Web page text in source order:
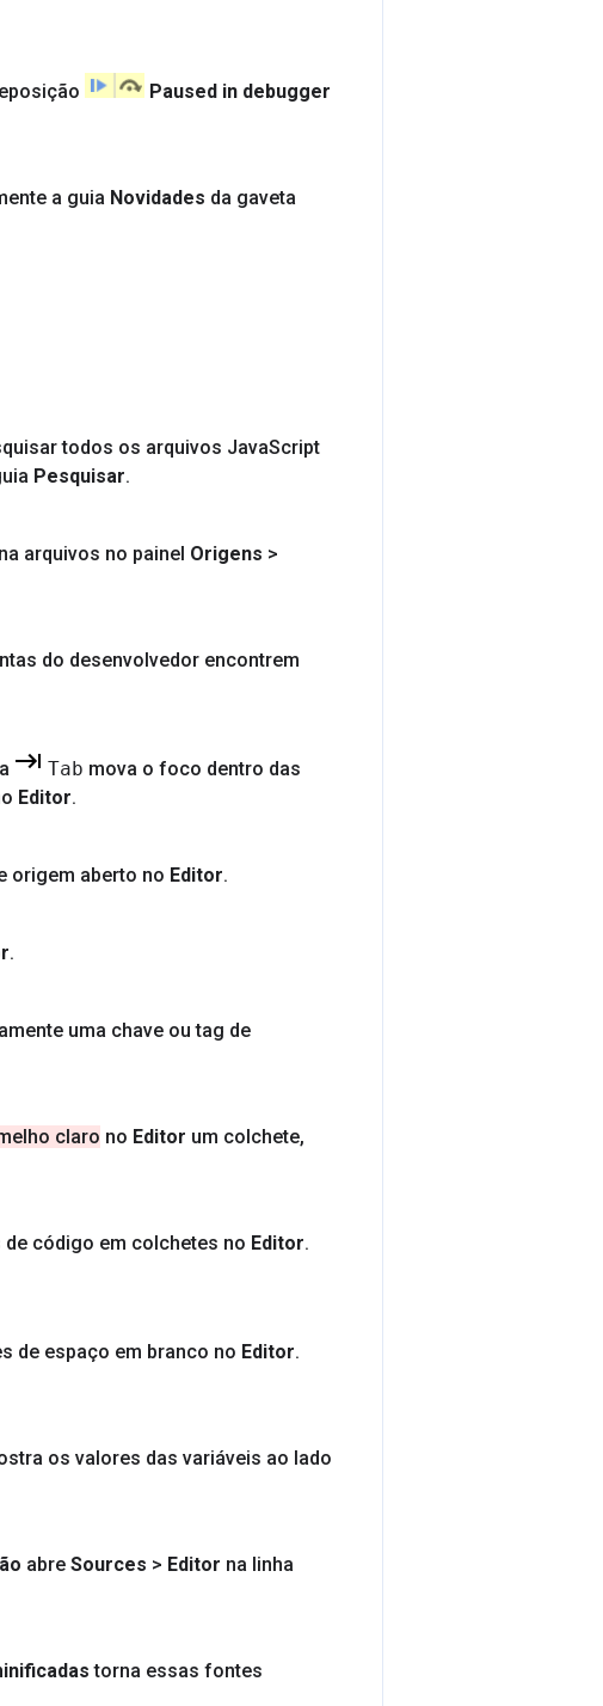
Paused in debugger
a guia Novidades da gaveta
todos os arquivos JavaScript
Pesquisar.
arquivos no painel Origens >
do desenvolvedor encontrem
Tab mova o foco dentro das
Editor.
origem aberto no Editor.
.
uma chave ou tag de
claro no Editor um colchete,
código em colchetes no Editor.
de espaço em branco no Editor.
os valores das variáveis ao lado
abre Sources > Editor na linha
torna essas fontes